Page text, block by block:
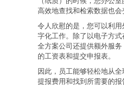
高效地查找和检索数据也会
令人欣慰的是，您可以利
字化工作。除了以电子方
全方案公司还提供额外服
的工资表和提交申报表。
因此，员工能够轻松地从全
提报费用和找到所需要的报